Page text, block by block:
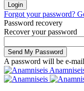
Forgot your password?
Password recovery
Recover your password
A password will be e-